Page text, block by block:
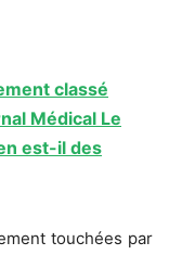
classé
Médical Le
est-il des
touchées par